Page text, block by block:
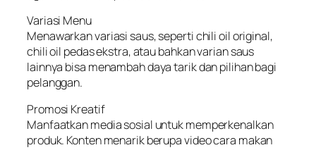
Variasi Menu
Menawarkan variasi saus, seperti chili oil original,
chili oil pedas ekstra, atau bahkan varian saus
lainnya bisa menambah daya tarik dan pilihan bagi
pelanggan.
Promosi Kreatif
Manfaatkan media sosial untuk memperkenalkan
produk. Konten menarik berupa video cara makan